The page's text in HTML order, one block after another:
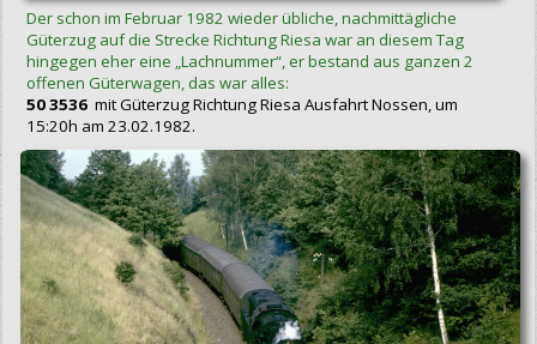
Der schon im Februar 1982 wieder übliche, nachmittägliche
Güterzug auf die Strecke Richtung Riesa war an diesem Tag
hingegen eher eine „Lachnummer“, er bestand aus ganzen 2
offenen Güterwagen, das war alles:
50 3536mit Güterzug Richtung Riesa Ausfahrt Nossen, um
15:20h am 23.02.1982.